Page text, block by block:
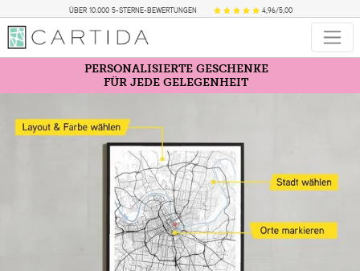
ÜBER 10.000 5-STERNE-BEWERTUNGEN 4,96/5,00
PERSONALISIERTE GESCHENKE
FÜR JEDE GELEGENHEIT